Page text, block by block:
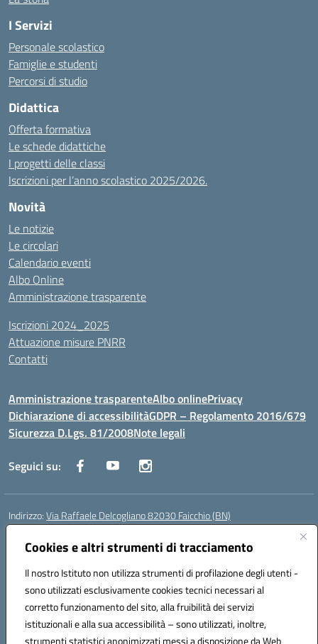
Cookies e altri strumenti di tracciamento
Il nostro Istituto non utilizza strumenti di profilazione degli utenti -
sono utilizzati esclusivamente cookies tecnici necessari al
corretto funzionamento del sito, alla fruibilità dei servizi
istituzionali e alla sua accessibilità – sono utilizzati, inoltre,
strumenti statistici anonimizzati messi a disposizione da Web
I Servizi
Personale scolastico
Famiglie e studenti
Percorsi di studio
Didattica
Offerta formativa
Le schede didattiche
I progetti delle classi
Iscrizioni per l’anno scolastico 2025/2026.
Novità
Le notizie
Le circolari
Calendario eventi
Albo Online
Amministrazione trasparente
Iscrizioni 2024_2025
Attuazione misure PNRR
Contatti
Amministrazione trasparenteAlbo onlinePrivacy
Dichiarazione di accessibilitàGDPR – Regolamento 2016/679
Sicurezza D.Lgs. 81/2008Note legali
Seguici su:
Indirizzo:Via Raffaele Delcogliano 82030 Faicchio (BN)
Centralino:
Posta elettronica certificata (PEC):bnis02300v@pec.istruzione.it
Codice fiscale: 90003320620
Codice meccanografico:BNIS02300V
Codice Indice delle Pubbliche Amministrazioni (IPA): istsc_bnis02300v
Codice unico di fatturazione (CUF): UFQEG8